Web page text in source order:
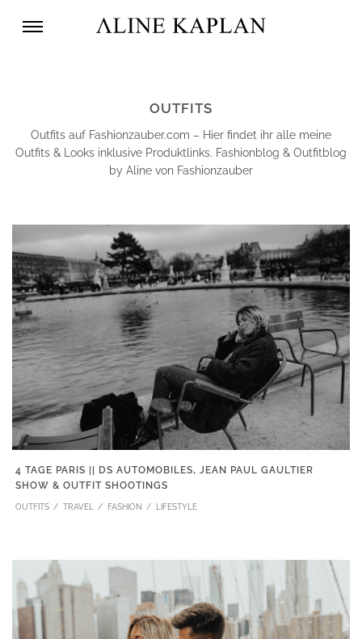
OUTFITS
Outfits auf Fashionzauber.com – Hier findet ihr alle meine
Outfits & Looks inklusive Produktlinks. Fashionblog & Outfitblog
by Aline von Fashionzauber
4 TAGE PARIS || DS AUTOMOBILES, JEAN PAUL GAULTIER
SHOW & OUTFIT SHOOTINGS
OUTFITS TRAVEL FASHION LIFESTYLE